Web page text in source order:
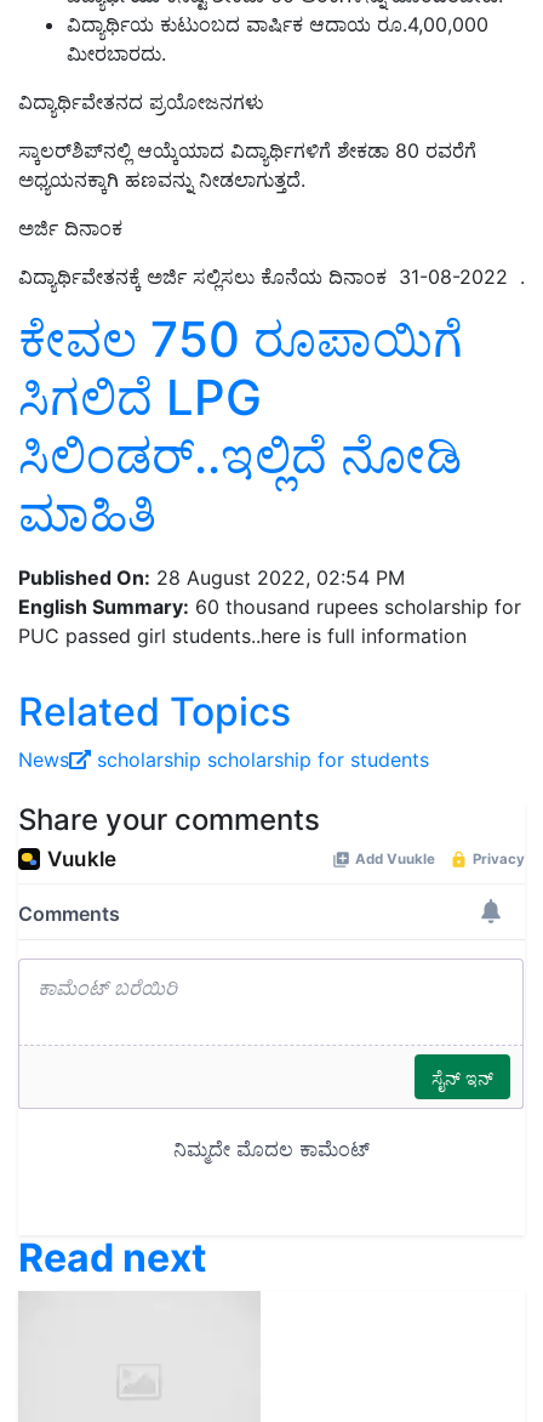
ವಿದ್ಯಾರ್ಥಿಯ ಕುಟುಂಬದ ವಾರ್ಷಿಕ ಆದಾಯ ರೂ.4,00,000
ಮೀರಬಾರದು.
ವಿದ್ಯಾರ್ಥಿವೇತನದ ಪ್ರಯೋಜನಗಳು
ಸ್ಕಾಲರ್‌ಶಿಪ್‌ನಲ್ಲಿ ಆಯ್ಕೆಯಾದ ವಿದ್ಯಾರ್ಥಿಗಳಿಗೆ ಶೇಕಡಾ 80 ರವರೆಗೆ
ಅಧ್ಯಯನಕ್ಕಾಗಿ ಹಣವನ್ನು ನೀಡಲಾಗುತ್ತದೆ.
ಅರ್ಜಿ ದಿನಾಂಕ
ವಿದ್ಯಾರ್ಥಿವೇತನಕ್ಕೆ ಅರ್ಜಿ ಸಲ್ಲಿಸಲು ಕೊನೆಯ ದಿನಾಂಕ 31-08-2022 .
ಕೇವಲ 750 ರೂಪಾಯಿಗೆ
ಸಿಗಲಿದೆ LPG
ಸಿಲಿಂಡರ್‌..ಇಲ್ಲಿದೆ ನೋಡಿ
ಮಾಹಿತಿ
Published On: 28 August 2022, 02:54 PM
English Summary: 60 thousand rupees scholarship for
PUC passed girl students..here is full information
Related Topics
News scholarship scholarship for students
Share your comments
Read next